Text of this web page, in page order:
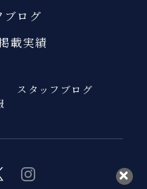
ブログ
載実績
スタッフブログ
twitterinstagram